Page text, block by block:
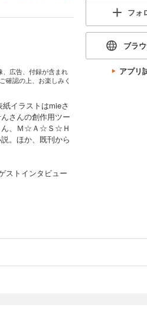
、広告、付録が含まれ
確認の上、お楽しみく
イラストはmieさ
さんの創作用ツー
ん、Ｍ☆Ａ☆Ｓ☆Ｈ
。ほか、既刊から
ストインタビュー
ツール〉
連載第３回・小
フォ
ブラ
アプリ